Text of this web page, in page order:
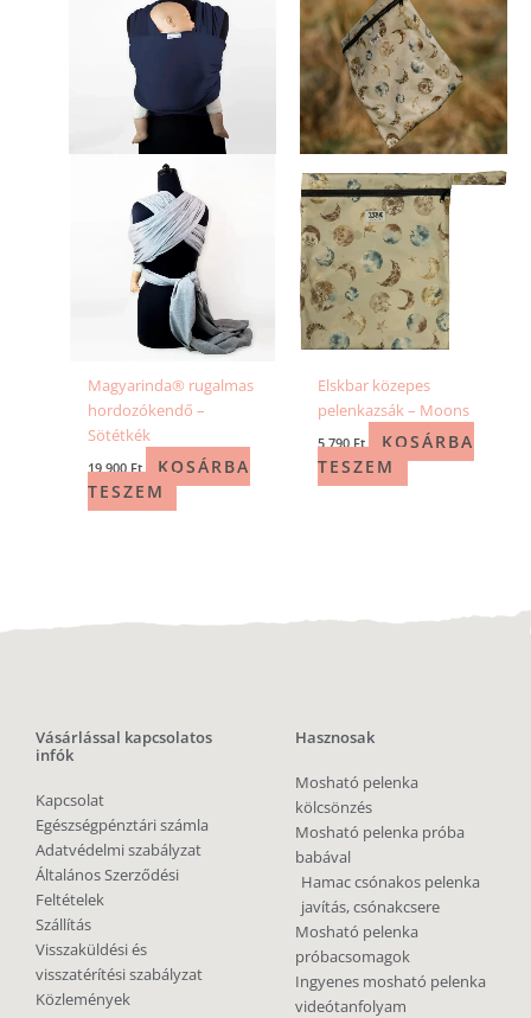
Magyarinda® rugalmas
hordozókendő –
Sötétkék
19 900Ft
KOSÁRBA
TESZEM
Elskbar közepes
pelenkazsák – Moons
5 790Ft
KOSÁRBA
TESZEM
Vásárlással kapcsolatos
infók
Kapcsolat
Egészségpénztári számla
Adatvédelmi szabályzat
Általános Szerződési
Feltételek
Szállítás
Visszaküldési és
visszatérítési szabályzat
Közlemények
Hasznosak
Mosható pelenka
kölcsönzés
Mosható pelenka próba
babával
Hamac csónakos pelenka
javítás, csónakcsere
Mosható pelenka
próbacsomagok
Ingyenes mosható pelenka
videótanfolyam